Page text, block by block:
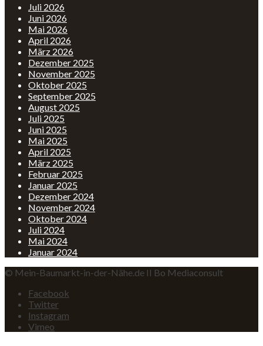
Juli 2026
Juni 2026
Mai 2026
April 2026
März 2026
Dezember 2025
November 2025
Oktober 2025
September 2025
August 2025
Juli 2025
Juni 2025
Mai 2025
April 2025
März 2025
Februar 2025
Januar 2025
Dezember 2024
November 2024
Oktober 2024
Juli 2024
Mai 2024
Januar 2024
© Mein-Baumarkt-in-der-Nähe.de II Bo Mediaconsult
Facebook
Twitter
Instagram
Vimeo